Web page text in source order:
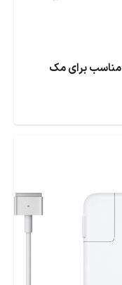
آداپتور برق 60 وات مدل Magsafe مناسب برای مک